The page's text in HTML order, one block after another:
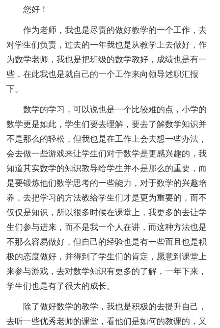
您好！
作为老师，我也是尽责的做好教学的一个工作，去
对学生们负责，过去的一年我也是从教学上去做好，作
为数学老师，我也是把班级的数学教好，成绩也是有一
些，在此我也是就自己的一个工作来向领导述职汇报
下。
数学的学习，可以说也是一个比较难的点，小学的
数学更是如此，学生们要去理解，要去了解数学知识并
不是那么的轻松，但我也是在工作上会去想一些办法，
会去做一些游戏来让学生们对于数学是更感兴趣的，我
知道其实数学的知识教导给学生并不是那么的重要，而
是要锻炼他们数学思考的一些能力，对于数学的兴趣培
养，去把学习的方法教给学生们才是更为重要的，而不
仅仅是知识，所以很多时候在课堂上，我更多的去让学
生们参与进来，而不是我一个人在讲，而这种方法也是
不那么容易做好，但自己的经验也是有一些而且也是积
极的态度做好，并得到了学生们的肯定，愿意到课堂上
来参与游戏，去对数学知识有更多的了解，一年下来，
学生们也是有了很大的成长。
除了做好数学的教学，我也是积极的去提升自己，
去听一些优秀老师的课堂，看他们是如何的教课的，又